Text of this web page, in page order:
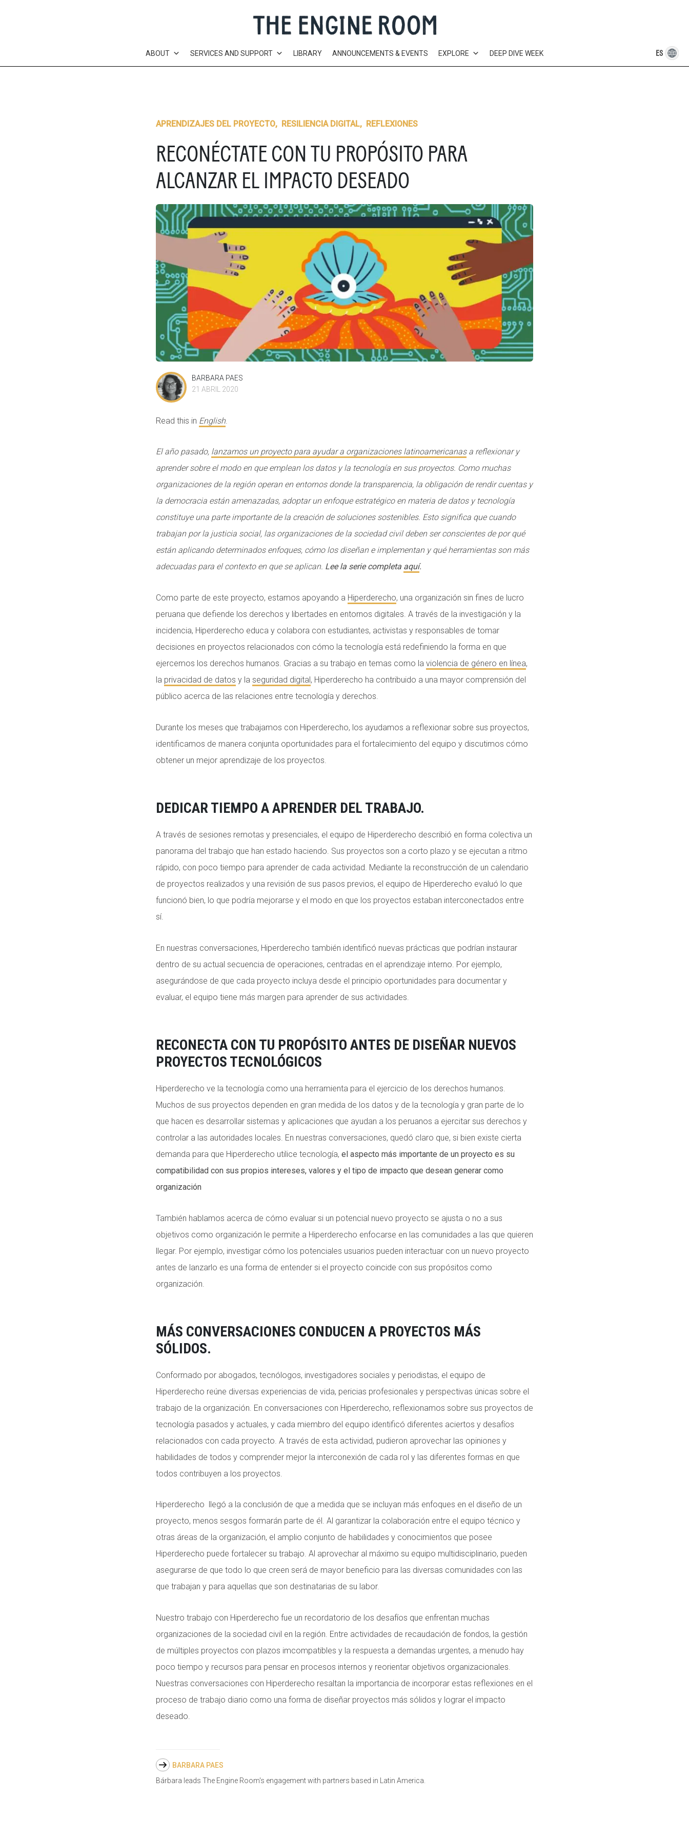
ABOUT SERVICES AND SUPPORT LIBRARY ANNOUNCEMENTS & EVENTS EXPLORE DEEP DIVE WEEK
APRENDIZAJES DEL PROYECTO, RESILIENCIA DIGITAL, REFLEXIONES
RECONÉCTATE CON TU PROPÓSITO PARA
ALCANZAR EL IMPACTO DESEADO
BARBARA PAES
21 ABRIL 2020
Read this in English.
El año pasado, lanzamos un proyecto para ayudar a organizaciones latinoamericanasa reflexionar y
aprender sobre el modo en que emplean los datos y la tecnología en sus proyectos. Como muchas
organizaciones de la región operan en entornos donde la transparencia, la obligación de rendir cuentas y
la democracia están amenazadas, adoptar un enfoque estratégico en materia de datos y tecnología
constituye una parte importante de la creación de soluciones sostenibles. Esto significa que cuando
trabajan por la justicia social, las organizaciones de la sociedad civil deben ser conscientes de por qué
están aplicando determinados enfoques, cómo los diseñan e implementan y qué herramientas son más
adecuadas para el contexto en que se aplican. Lee la serie completa aquí.
Como parte de este proyecto, estamos apoyando a Hiperderecho, una organización sin fines de lucro
peruana que defiende los derechos y libertades en entornos digitales. A través de la investigación y la
incidencia, Hiperderecho educa y colabora con estudiantes, activistas y responsables de tomar
decisiones en proyectos relacionados con cómo la tecnología está redefiniendo la forma en que
ejercemos los derechos humanos. Gracias a su trabajo en temas como la violencia de género en línea,
la privacidad de datos y la seguridad digital , Hiperderecho ha contribuido a una mayor comprensión del
público acerca de las relaciones entre tecnología y derechos.
Durante los meses que trabajamos con Hiperderecho, los ayudamos a reflexionar sobre sus proyectos,
identificamos de manera conjunta oportunidades para el fortalecimiento del equipo y discutimos cómo
obtener un mejor aprendizaje de los proyectos.
DEDICAR TIEMPO A APRENDER DEL TRABAJO.
A través de sesiones remotas y presenciales, el equipo de Hiperderecho describió en forma colectiva un
panorama del trabajo que han estado haciendo. Sus proyectos son a corto plazo y se ejecutan a ritmo
rápido, con poco tiempo para aprender de cada actividad. Mediante la reconstrucción de un calendario
de proyectos realizados y una revisión de sus pasos previos, el equipo de Hiperderecho evaluó lo que
funcionó bien, lo que podría mejorarse y el modo en que los proyectos estaban interconectados entre
sí.
En nuestras conversaciones, Hiperderecho también identificó nuevas prácticas que podrían instaurar
dentro de su actual secuencia de operaciones, centradas en el aprendizaje interno. Por ejemplo,
asegurándose de que cada proyecto incluya desde el principio oportunidades para documentar y
evaluar, el equipo tiene más margen para aprender de sus actividades.
RECONECTA CON TU PROPÓSITO ANTES DE DISEÑAR NUEVOS
PROYECTOS TECNOLÓGICOS
Hiperderecho ve la tecnología como una herramienta para el ejercicio de los derechos humanos.
Muchos de sus proyectos dependen en gran medida de los datos y de la tecnología y gran parte de lo
que hacen es desarrollar sistemas y aplicaciones que ayudan a los peruanos a ejercitar sus derechos y
controlar a las autoridades locales. En nuestras conversaciones, quedó claro que, si bien existe cierta
demanda para que Hiperderecho utilice tecnología, el aspecto más importante de un proyecto es su
compatibilidad con sus propios intereses, valores y el tipo de impacto que desean generar como
organización
También hablamos acerca de cómo evaluar si un potencial nuevo proyecto se ajusta o no a sus
objetivos como organización le permite a Hiperderecho enfocarse en las comunidades a las que quieren
llegar. Por ejemplo, investigar cómo los potenciales usuarios pueden interactuar con un nuevo proyecto
antes de lanzarlo es una forma de entender si el proyecto coincide con sus propósitos como
organización.
MÁS CONVERSACIONES CONDUCEN A PROYECTOS MÁS
SÓLIDOS.
Conformado por abogados, tecnólogos, investigadores sociales y periodistas, el equipo de
Hiperderecho reúne diversas experiencias de vida, pericias profesionales y perspectivas únicas sobre el
trabajo de la organización. En conversaciones con Hiperderecho, reflexionamos sobre sus proyectos de
tecnología pasados y actuales, y cada miembro del equipo identificó diferentes aciertos y desafíos
relacionados con cada proyecto. A través de esta actividad, pudieron aprovechar las opiniones y
habilidades de todos y comprender mejor la interconexión de cada rol y las diferentes formas en que
todos contribuyen a los proyectos.
Hiperderecho llegó a la conclusión de que a medida que se incluyan más enfoques en el diseño de un
proyecto, menos sesgos formarán parte de él. Al garantizar la colaboración entre el equipo técnico y
otras áreas de la organización, el amplio conjunto de habilidades y conocimientos que posee
Hiperderecho puede fortalecer su trabajo. Al aprovechar al máximo su equipo multidisciplinario, pueden
asegurarse de que todo lo que creen será de mayor beneficio para las diversas comunidades con las
que trabajan y para aquellas que son destinatarias de su labor.
Nuestro trabajo con Hiperderecho fue un recordatorio de los desafíos que enfrentan muchas
organizaciones de la sociedad civil en la región. Entre actividades de recaudación de fondos, la gestión
de múltiples proyectos con plazos imcompatibles y la respuesta a demandas urgentes, a menudo hay
poco tiempo y recursos para pensar en procesos internos y reorientar objetivos organizacionales.
Nuestras conversaciones con Hiperderecho resaltan la importancia de incorporar estas reflexiones en el
proceso de trabajo diario como una forma de diseñar proyectos más sólidos y lograr el impacto
deseado.
BARBARA PAES
Bárbara leads The Engine Room's engagement with partners based in Latin America.
ES